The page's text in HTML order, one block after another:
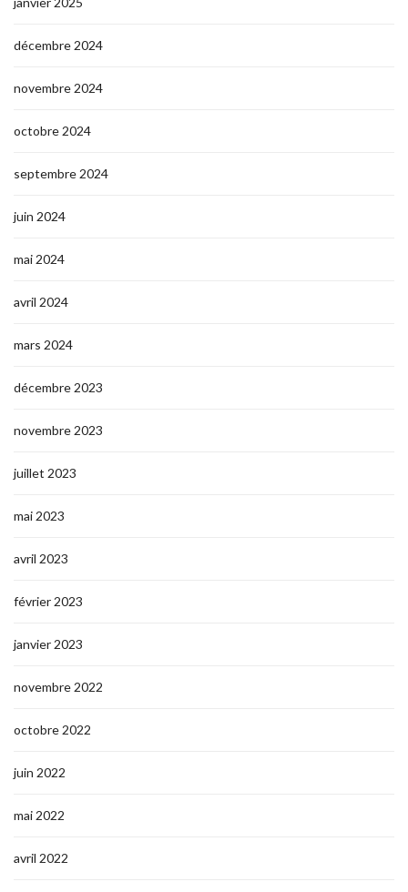
décembre 2024
novembre 2024
octobre 2024
septembre 2024
juin 2024
mai 2024
avril 2024
mars 2024
décembre 2023
novembre 2023
juillet 2023
mai 2023
avril 2023
février 2023
janvier 2023
novembre 2022
octobre 2022
juin 2022
mai 2022
avril 2022